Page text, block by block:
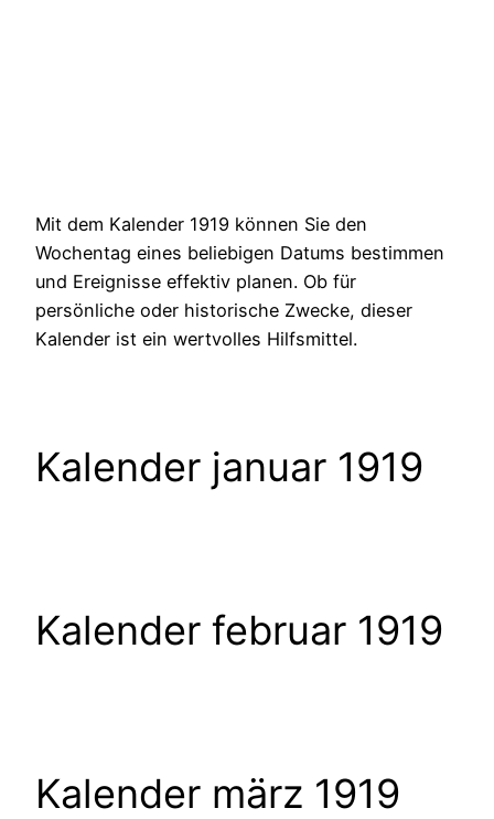
Mit dem Kalender 1919 können Sie den
Wochentag eines beliebigen Datums bestimmen
und Ereignisse effektiv planen. Ob für
persönliche oder historische Zwecke, dieser
Kalender ist ein wertvolles Hilfsmittel.
Kalender januar 1919
Kalender februar 1919
Kalender märz 1919